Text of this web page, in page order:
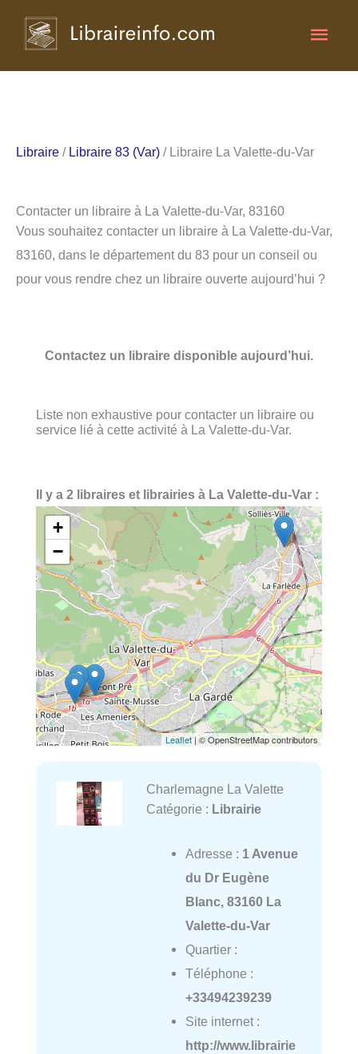
Libraire / Libraire 83 (Var) / Libraire La Valette-du-Var
Contacter un libraire à La Valette-du-Var, 83160
Vous souhaitez contacter un libraire à La Valette-du-Var,
83160, dans le département du 83 pour un conseil ou
pour vous rendre chez un libraire ouverte aujourd’hui ?
Contactez un libraire disponible aujourd’hui.
Liste non exhaustive pour contacter un libraire ou
service lié à cette activité à La Valette-du-Var.
Il y a 2 libraires et librairies à La Valette-du-Var :
+
−
Leaflet| © OpenStreetMap contributors
Charlemagne La Valette
Catégorie : Librairie
Adresse : 1 Avenue
du Dr Eugène
Blanc, 83160 La
Valette-du-Var
Quartier :
Téléphone :
+33494239239
Site internet :
http://www.librairie